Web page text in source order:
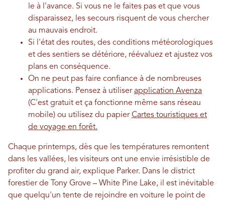
le à l'avance. Si vous ne le faites pas et que vous
disparaissez, les secours risquent de vous chercher
au mauvais endroit.
Si l'état des routes, des conditions météorologiques
et des sentiers se détériore, réévaluez et ajustez vos
plans en conséquence.
On ne peut pas faire confiance à de nombreuses
applications. Pensez à utiliserapplication Avenza
(C'est gratuit et ça fonctionne même sans réseau
mobile) ou utilisez du papierCartes touristiques et
de voyage en forêt.
Chaque printemps, dès que les températures remontent
dans les vallées, les visiteurs ont une envie irrésistible de
profiter du grand air, explique Parker. Dans le district
forestier de Tony Grove – White Pine Lake, il est inévitable
que quelqu'un tente de rejoindre en voiture le point de